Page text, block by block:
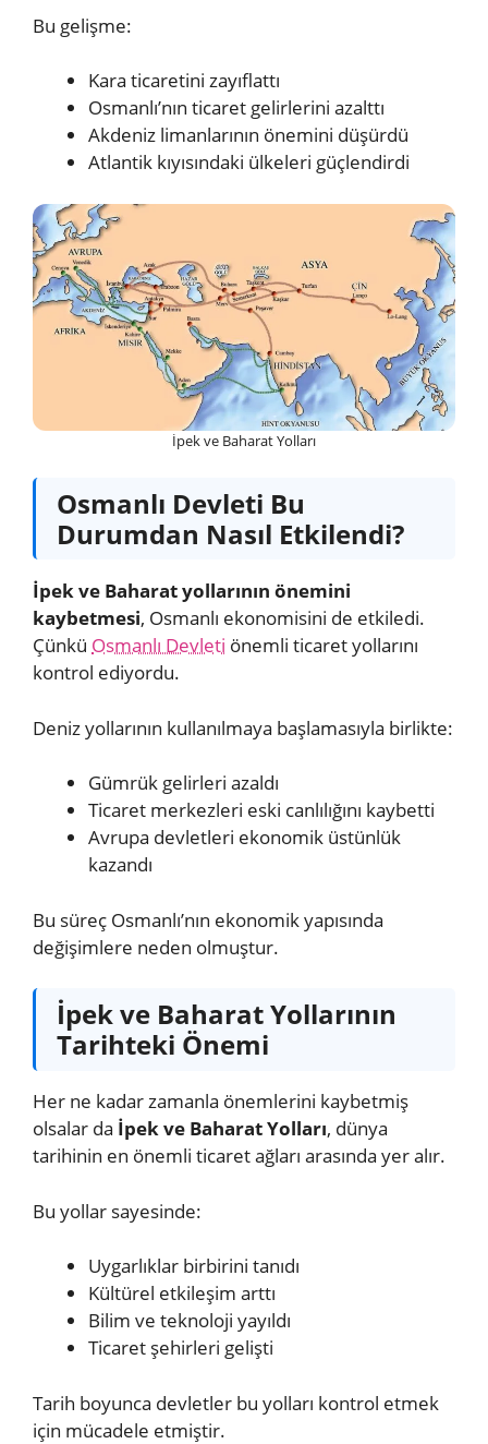
Bu gelişme:
Kara ticaretini zayıflattı
Osmanlı’nın ticaret gelirlerini azalttı
Akdeniz limanlarının önemini düşürdü
Atlantik kıyısındaki ülkeleri güçlendirdi
İpek ve Baharat Yolları
Osmanlı Devleti Bu
Durumdan Nasıl Etkilendi?
İpek ve Baharat yollarının önemini
kaybetmesi, Osmanlı ekonomisini de etkiledi.
Çünkü Osmanlı Devleti önemli ticaret yollarını
kontrol ediyordu.
Deniz yollarının kullanılmaya başlamasıyla birlikte:
Gümrük gelirleri azaldı
Ticaret merkezleri eski canlılığını kaybetti
Avrupa devletleri ekonomik üstünlük
kazandı
Bu süreç Osmanlı’nın ekonomik yapısında
değişimlere neden olmuştur.
İpek ve Baharat Yollarının
Tarihteki Önemi
Her ne kadar zamanla önemlerini kaybetmiş
olsalar da İpek ve Baharat Yolları, dünya
tarihinin en önemli ticaret ağları arasında yer alır.
Bu yollar sayesinde:
Uygarlıklar birbirini tanıdı
Kültürel etkileşim arttı
Bilim ve teknoloji yayıldı
Ticaret şehirleri gelişti
Tarih boyunca devletler bu yolları kontrol etmek
için mücadele etmiştir.